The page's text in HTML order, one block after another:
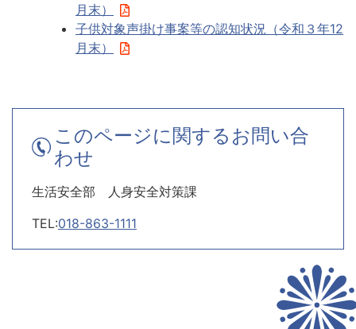
月末）
子供対象声掛け事案等の認知状況（令和３年12
月末）
このページに関するお問い合
わせ
生活安全部 人身安全対策課
TEL:018-863-1111